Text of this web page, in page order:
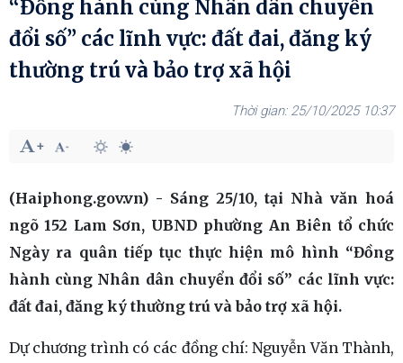
“Đồng hành cùng Nhân dân chuyển
đổi số” các lĩnh vực: đất đai, đăng ký
thường trú và bảo trợ xã hội
25/10/2025 10:37
(Haiphong.gov.vn) - Sáng 25/10, tại Nhà văn hoá
ngõ 152 Lam Sơn, UBND phường An Biên tổ chức
Ngày ra quân tiếp tục thực hiện mô hình “Đồng
hành cùng Nhân dân chuyển đổi số” các lĩnh vực:
đất đai, đăng ký thường trú và bảo trợ xã hội.
Dự chương trình có các đồng chí: Nguyễn Văn Thành,